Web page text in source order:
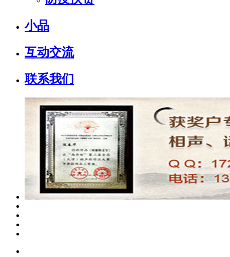
小品
互动交流
联系我们